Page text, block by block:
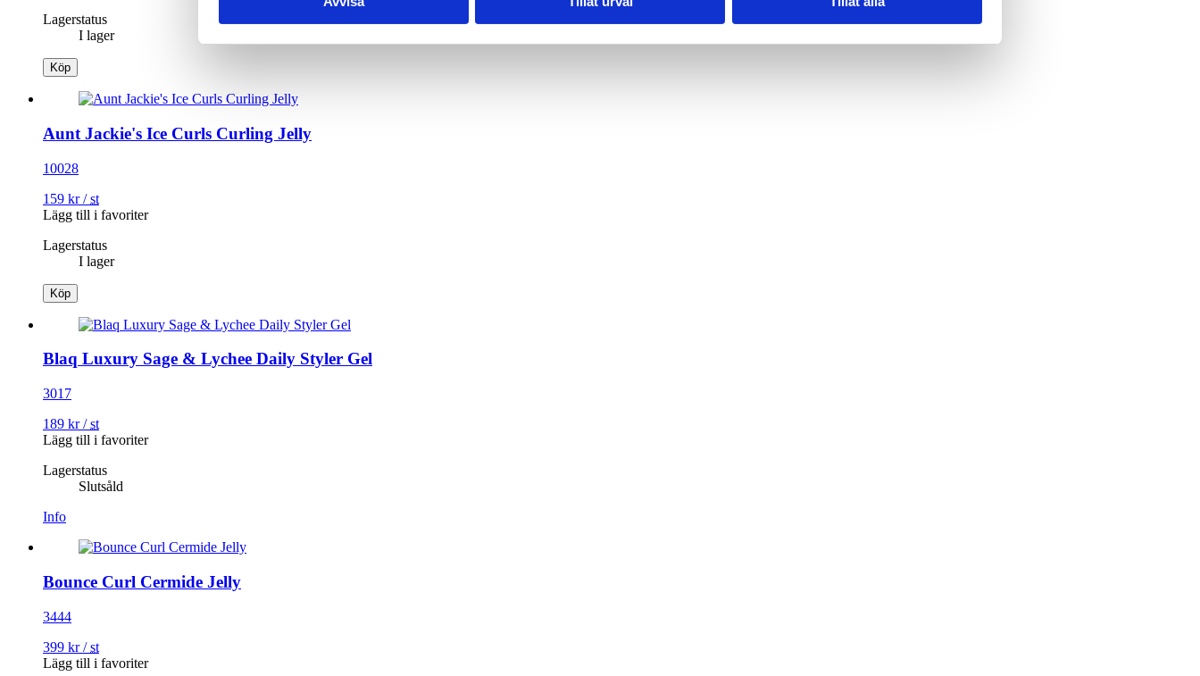
Lagerstatus
I lager
Köp
Aunt Jackie's Ice Curls Curling Jelly
10028
159 kr /st
Lägg till i favoriter
Lagerstatus
I lager
Köp
Blaq Luxury Sage & Lychee Daily Styler Gel
3017
189 kr /st
Lägg till i favoriter
Lagerstatus
Slutsåld
Info
Bounce Curl Cermide Jelly
3444
399 kr /st
Lägg till i favoriter